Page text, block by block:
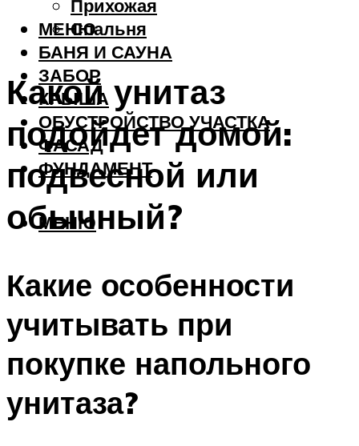
Прихожая
Спальня
БАНЯ И САУНА
ЗАБОР
КРЫША
ОБУСТРОЙСТВО УЧАСТКА
ФАСАД
ФУНДАМЕНТ
МЕНЮ
МЕНЮ
Какой унитаз
подойдет домой:
подвесной или
обычный?
Какие особенности
учитывать при
покупке напольного
унитаза?